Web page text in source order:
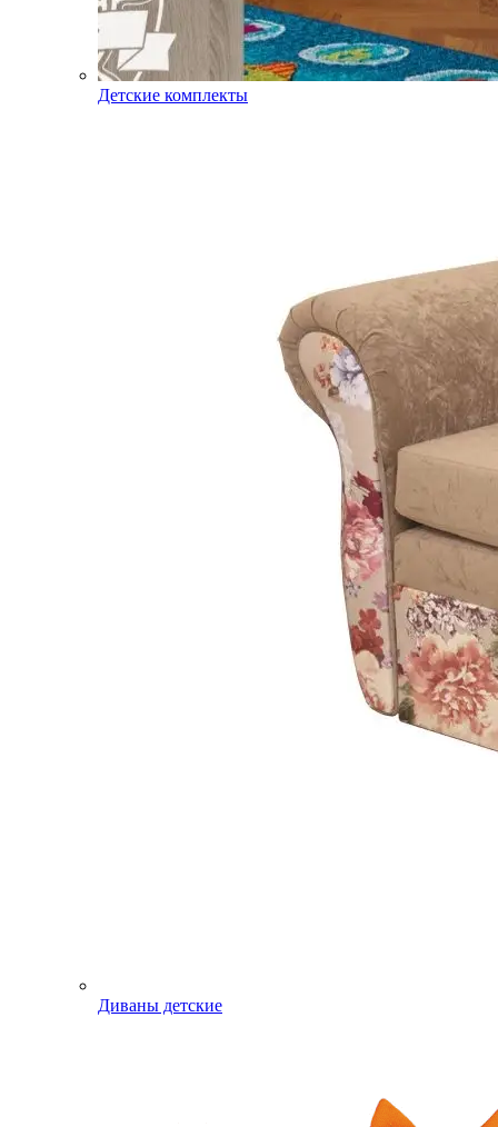
Детские комплекты
Диваны детские